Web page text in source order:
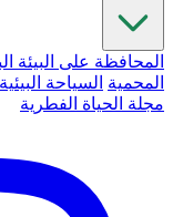
المحافظة على البيئة
المحمية السياحة
مجلة الحياة الفطرية